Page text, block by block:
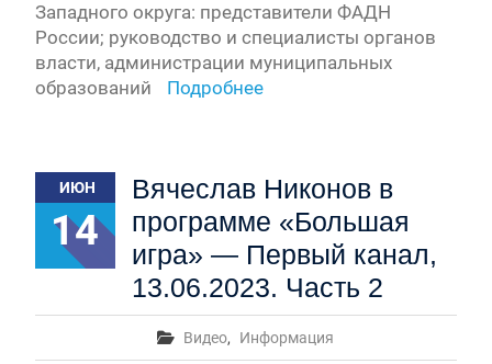
Западного округа: представители ФАДН
России; руководство и специалисты органов
власти, администрации муниципальных
образований
Подробнее
ИЮН
14
Вячеслав Никонов в
программе «Большая
игра» — Первый канал,
13.06.2023. Часть 2
Видео, Информация